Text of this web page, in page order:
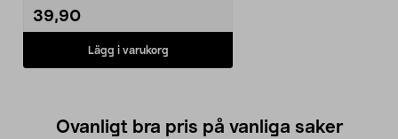
39,90
Lägg i varukorg
Ovanligt bra pris på vanliga saker